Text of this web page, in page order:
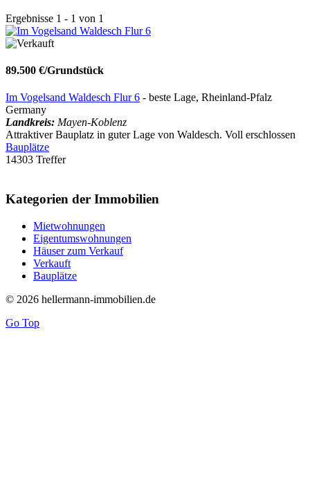
Ergebnisse 1 - 1 von 1
89.500 €/Grundstück
Im Vogelsand Waldesch Flur 6 - beste Lage, Rheinland-Pfalz
Germany
Landkreis: Mayen-Koblenz
Attraktiver Bauplatz in guter Lage von Waldesch. Voll erschlossen
Bauplätze
14303 Treffer
Kategorien der Immobilien
Mietwohnungen
Eigentumswohnungen
Häuser zum Verkauf
Verkauft
Bauplätze
© 2026 hellermann-immobilien.de
Go Top